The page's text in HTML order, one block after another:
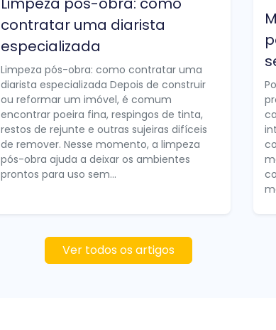
contratar uma diarista
especializada
Limpeza pós-obra: como contratar uma
diarista especializada Depois de construir
ou reformar um imóvel, é comum
encontrar poeira fina, respingos de tinta,
restos de rejunte e outras sujeiras difíceis
de remover. Nesse momento, a limpeza
pós-obra ajuda a deixar os ambientes
prontos para uso sem...
Ver todos os artigos